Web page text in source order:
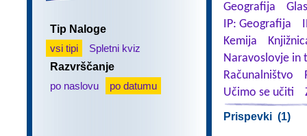
Tip Naloge
vsi tipi
Spletni kviz
Razvrščanje
po naslovu
po datumu
Geografija
IP: Geografija
Kemija
Naravoslovje in
Računalništvo
Učimo se učiti
Prispevki (1)